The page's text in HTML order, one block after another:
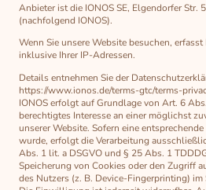
Anbieter ist die IONOS SE, Elgendorfer Str.
(nachfolgend IONOS).
Wenn Sie unsere Website besuchen,
inklusive Ihrer IP-Adressen.
Details entnehmen Sie der
https://www.ionos.de/terms-gtc/terms-
IONOS erfolgt auf Grundlage von Art. 6
berechtigtes Interesse an einer möglichst
unserer Website. Sofern eine
wurde, erfolgt die Verarbeitung
Abs. 1 lit. a DSGVO und § 25 Abs. 1
Speicherung von Cookies oder den Zugriff
des Nutzers (z. B. Device-Fingerprinting)